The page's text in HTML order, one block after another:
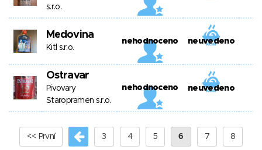
s.r.o.
Medovina
Kitl s.r.o.
nehodnoceno neuvedeno
Ostravar
Pivovary
Staropramen s.r.o.
nehodnoceno neuvedeno
<< První 3 4 5 6 7 8